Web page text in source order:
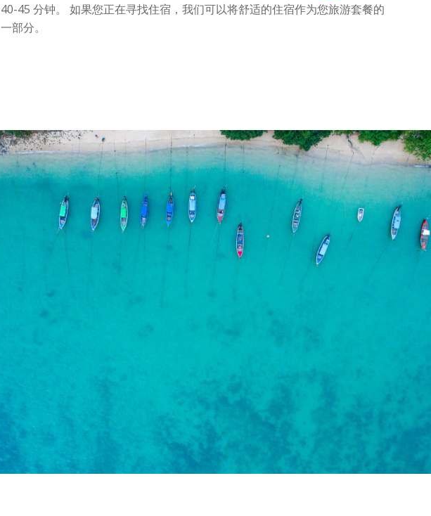
40-45 分钟。 如果您正在寻找住宿，我们可以将舒适的住宿作为您旅游套餐的
一部分。